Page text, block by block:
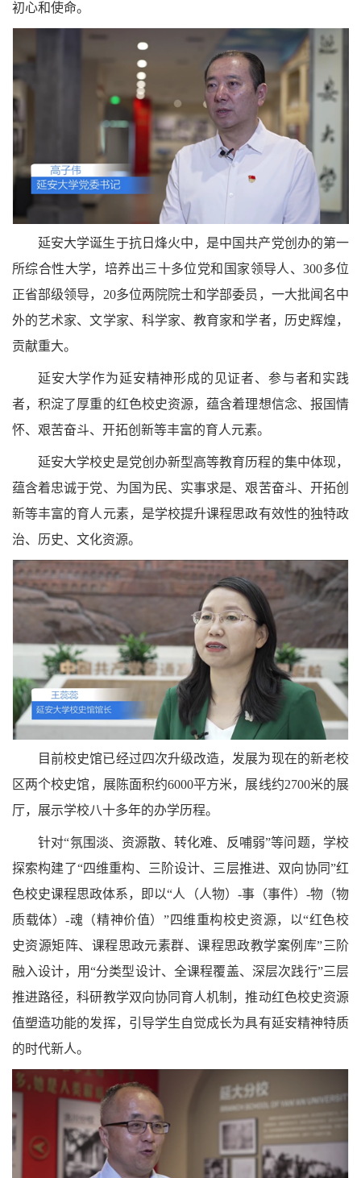
初心和使命。
延安大学诞生于抗日烽火中，是中国共产党创办的第一
所综合性大学，培养出三十多位党和国家领导人、300多位
正省部级领导， 20多位两院院士和学部委员，一大批闻名中
外的艺术家、文学家、科学家、教育家和学者，历史辉煌，
贡献重大。
延安大学作为延安精神形成的见证者、参与者和实践
者，积淀了厚重的红色校史资源，蕴含着理想信念、报国情
怀、艰苦奋斗、开拓创新等丰富的育人元素。
延安大学校史是党创办新型高等教育历程的集中体现，
蕴含着忠诚于党、为国为民、实事求是、艰苦奋斗、开拓创
新等丰富的育人元素，是学校提升课程思政有效性的独特政
治、历史、文化资源。
目前校史馆已经过四次升级改造，发展为现在的新老校
区两个校史馆，展陈面积约6000平方米，展线约2700米的展
厅，展示学校八十多年的办学历程。
针对“氛围淡、资源散、转化难、反哺弱”等问题，学校
探索构建了“四维重构、三阶设计、三层推进、双向协同”红
色校史课程思政体系，即以“人（人物） -事（事件） -物（物
质载体）-魂（精神价值） ”四维重构校史资源，以“红色校
史资源矩阵、课程思政元素群、课程思政教学案例库”三阶
融入设计，用“分类型设计、全课程覆盖、深层次践行”三层
推进路径，科研教学双向协同育人机制，推动红色校史资源
值塑造功能的发挥，引导学生自觉成长为具有延安精神特质
的时代新人。